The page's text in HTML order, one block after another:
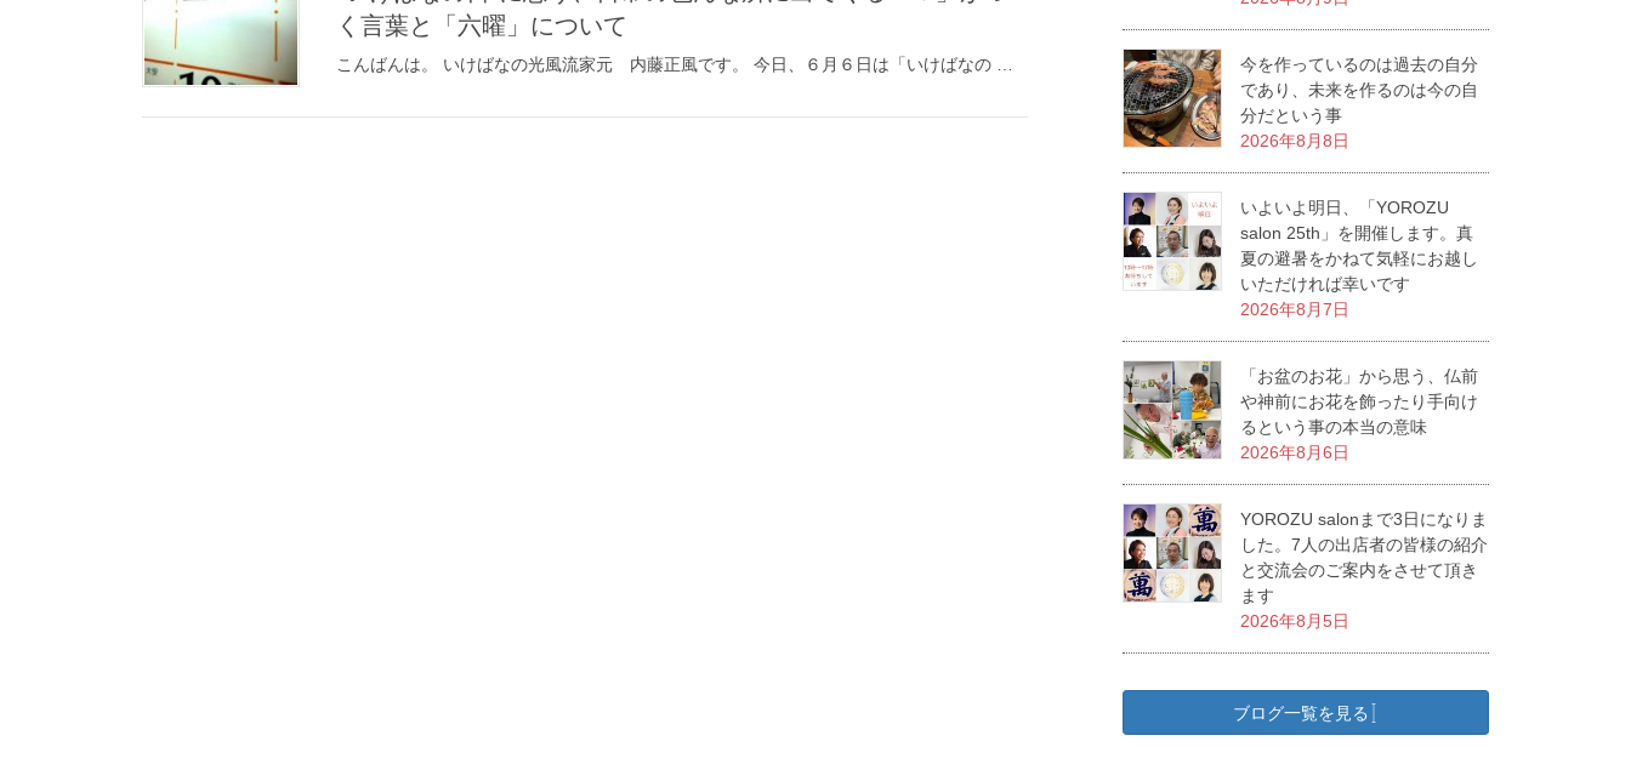
く言葉と「六曜」について
こんばんは。 いけばなの光風流家元 内藤正風です。 今日、６月６日は「いけばなの …
今を作っているのは過去の自分
であり、未来を作るのは今の自
分だという事
2026年8月8日
いよいよ明日、「YOROZU
salon 25th」を開催します。真
夏の避暑をかねて気軽にお越し
いただければ幸いです
2026年8月7日
「お盆のお花」から思う、仏前
や神前にお花を飾ったり手向け
るという事の本当の意味
2026年8月6日
YOROZU salonまで3日になりま
した。7人の出店者の皆様の紹介
と交流会のご案内をさせて頂き
ます
2026年8月5日
ブログ一覧を見る